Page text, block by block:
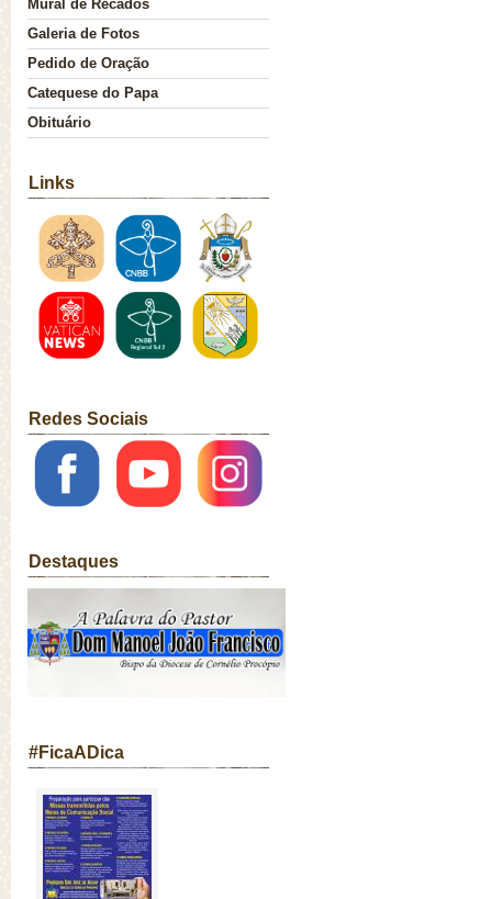
Mural de Recados
Galeria de Fotos
Pedido de Oração
Catequese do Papa
Obituário
Links
Redes Sociais
Destaques
#FicaADica